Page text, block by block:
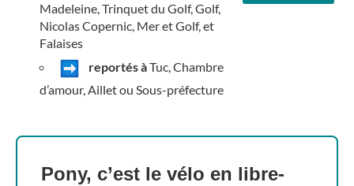
Madeleine, Trinquet du Golf, Golf,
Nicolas Copernic, Mer et Golf, et
Falaises
reportés àTuc, Chambre
d’amour, Aillet ou Sous-préfecture
Pony, c’est le vélo en libre-